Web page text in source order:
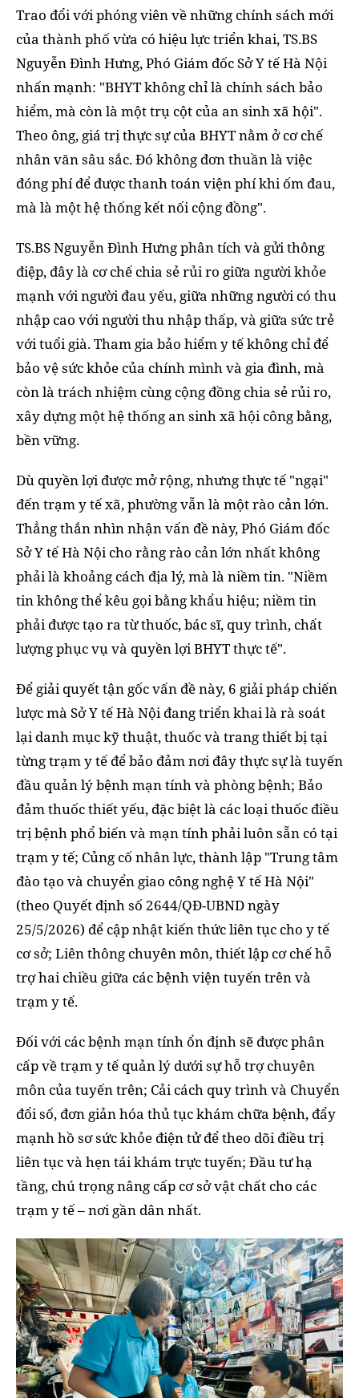
Trao đổi với phóng viên về những chính sách mới
của thành phố vừa có hiệu lực triển khai, TS.BS
Nguyễn Đình Hưng, Phó Giám đốc Sở Y tế Hà Nội
nhấn mạnh: "BHYT không chỉ là chính sách bảo
hiểm, mà còn là một trụ cột của an sinh xã hội".
Theo ông, giá trị thực sự của BHYT nằm ở cơ chế
nhân văn sâu sắc. Đó không đơn thuần là việc
đóng phí để được thanh toán viện phí khi ốm đau,
mà là một hệ thống kết nối cộng đồng".
TS.BS Nguyễn Đình Hưng phân tích và gửi thông
điệp, đây là cơ chế chia sẻ rủi ro giữa người khỏe
mạnh với người đau yếu, giữa những người có thu
nhập cao với người thu nhập thấp, và giữa sức trẻ
với tuổi già. Tham gia bảo hiểm y tế không chỉ để
bảo vệ sức khỏe của chính mình và gia đình, mà
còn là trách nhiệm cùng cộng đồng chia sẻ rủi ro,
xây dựng một hệ thống an sinh xã hội công bằng,
bền vững.
Dù quyền lợi được mở rộng, nhưng thực tế "ngại"
đến trạm y tế xã, phường vẫn là một rào cản lớn.
Thẳng thắn nhìn nhận vấn đề này, Phó Giám đốc
Sở Y tế Hà Nội cho rằng rào cản lớn nhất không
phải là khoảng cách địa lý, mà là niềm tin. "Niềm
tin không thể kêu gọi bằng khẩu hiệu; niềm tin
phải được tạo ra từ thuốc, bác sĩ, quy trình, chất
lượng phục vụ và quyền lợi BHYT thực tế".
Để giải quyết tận gốc vấn đề này, 6 giải pháp chiến
lược mà Sở Y tế Hà Nội đang triển khai là rà soát
lại danh mục kỹ thuật, thuốc và trang thiết bị tại
từng trạm y tế để bảo đảm nơi đây thực sự là tuyến
đầu quản lý bệnh mạn tính và phòng bệnh; Bảo
đảm thuốc thiết yếu, đặc biệt là các loại thuốc điều
trị bệnh phổ biến và mạn tính phải luôn sẵn có tại
trạm y tế; Củng cố nhân lực, thành lập "Trung tâm
đào tạo và chuyển giao công nghệ Y tế Hà Nội"
(theo Quyết định số 2644/QĐ-UBND ngày
25/5/2026) để cập nhật kiến thức liên tục cho y tế
cơ sở; Liên thông chuyên môn, thiết lập cơ chế hỗ
trợ hai chiều giữa các bệnh viện tuyến trên và
trạm y tế.
Đối với các bệnh mạn tính ổn định sẽ được phân
cấp về trạm y tế quản lý dưới sự hỗ trợ chuyên
môn của tuyến trên; Cải cách quy trình và Chuyển
đổi số, đơn giản hóa thủ tục khám chữa bệnh, đẩy
mạnh hồ sơ sức khỏe điện tử để theo dõi điều trị
liên tục và hẹn tái khám trực tuyến; Đầu tư hạ
tầng, chú trọng nâng cấp cơ sở vật chất cho các
trạm y tế – nơi gần dân nhất.